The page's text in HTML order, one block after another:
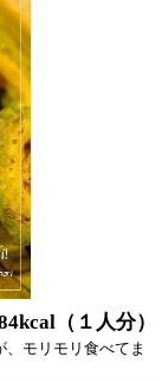
（１人分）
モリモリ食べてま